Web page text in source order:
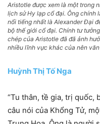
Aristotle được xem là một trong
lịch sử Hy lạp cổ đại. Ông chính
nổi tiếng nhất là Alexander Đại
bộ thế giới cổ đại. Chính tư
chép của Aristotle đã đã ảnh
nhiều lĩnh vực khác của nên văn
Huỳnh Thị Tố Nga
“Tu thân, tề gia, trị quốc,
câu nói của Khổng Tử,